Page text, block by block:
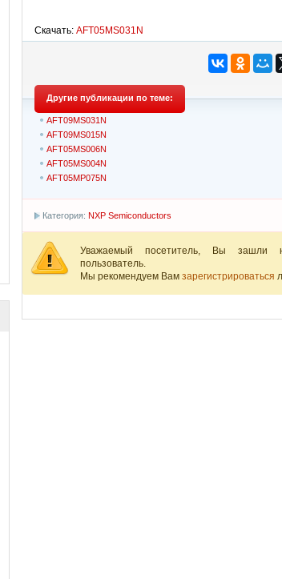
Скачать: AFT05MS031N
Другие публикации по теме:
AFT09MS031N
AFT09MS015N
AFT05MS006N
AFT05MS004N
AFT05MP075N
Категория: NXP Semiconductors
Уважаемый посетитель, Вы зашли
пользователь.
Мы рекомендуем Вам зарегистрироваться